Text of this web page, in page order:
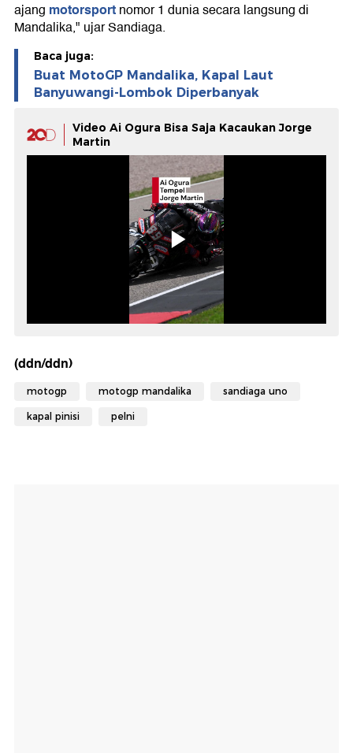
ajang motorsportnomor 1 dunia secara langsung di
Mandalika," ujar Sandiaga.
Baca juga:
Buat MotoGP Mandalika, Kapal Laut
Banyuwangi-Lombok Diperbanyak
Video Ai Ogura Bisa Saja Kacaukan Jorge
Martin
(ddn/ddn)
motogp motogp mandalika sandiaga uno
kapal pinisi pelni